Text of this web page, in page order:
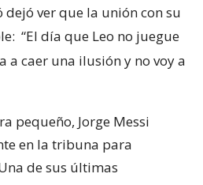
dejó ver que la unión con su
“El día que Leo no juegue
a caer una ilusión y no voy a
pequeño, Jorge Messi
en la tribuna para
de sus últimas